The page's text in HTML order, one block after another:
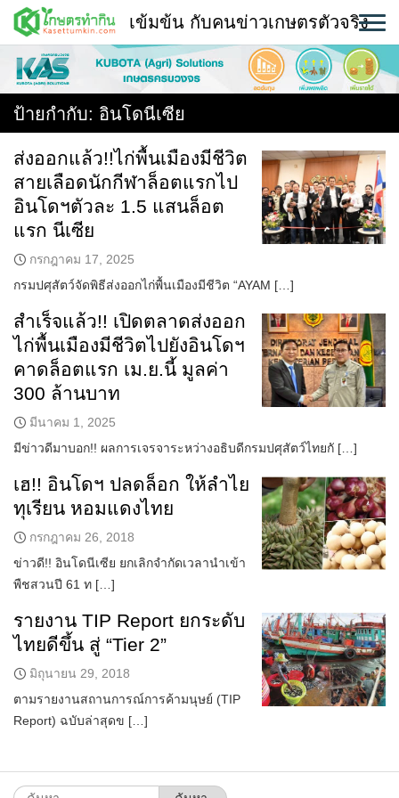
Skip
content
พืช
หน้าแรก
แวดวงเกษตร
ใคร ทำอะไร ที่ไหน
สถานีข่าววันนี้
เข้มข้น กับคนข่าวเกษตรตัวจริง
ป้ายกำกับ: อินโดนีเซีย
ส่งออกแล้ว!!ไก่พื้นเมืองมีชีวิต
สายเลือดนักกีฬาล็อตแรกไป
อินโดฯตัวละ 1.5 แสนล็อต
แรก นีเซีย
กรกฎาคม 17, 2025
กรมปศุสัตว์จัดพิธีส่งออกไก่พื้นเมืองมีชีวิต “AYAM […]
สำเร็จแล้ว!! เปิดตลาดส่งออก
ไก่พื้นเมืองมีชีวิตไปยังอินโดฯ
คาดล็อตแรก เม.ย.นี้ มูลค่า
300 ล้านบาท
มีนาคม 1, 2025
มีข่าวดีมาบอก!! ผลการเจรจาระหว่างอธิบดีกรมปศุสัตว์ไทยกั […]
เฮ!! อินโดฯ ปลดล็อก ให้ลำไย
ทุเรียน หอมแดงไทย
กรกฎาคม 26, 2018
ข่าวดี!! อินโดนีเซีย ยกเลิกจำกัดเวลานำเข้า
พืชสวนปี 61 ท […]
รายงาน TIP Report ยกระดับ
ไทยดีขึ้น สู่ “Tier 2”
มิถุนายน 29, 2018
ตามรายงานสถานการณ์การค้ามนุษย์ (TIP
Report) ฉบับล่าสุดข […]